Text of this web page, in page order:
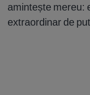
amintește mereu:
extraordinar de